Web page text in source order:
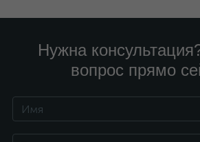
Нужна
вопрос прямо